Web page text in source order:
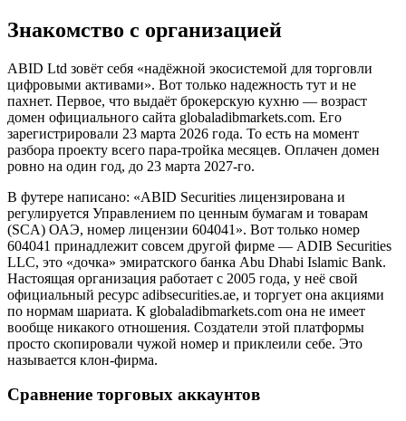
Знакомство с организацией
ABID Ltd зовёт себя «надёжной экосистемой для торговли
цифровыми активами». Вот только надежность тут и не
пахнет. Первое, что выдаёт брокерскую кухню — возраст
домен официального сайта globaladibmarkets.com. Его
зарегистрировали 23 марта 2026 года. То есть на момент
разбора проекту всего пара-тройка месяцев. Оплачен домен
ровно на один год, до 23 марта 2027-го.
В футере написано: «ABID Securities лицензирована и
регулируется Управлением по ценным бумагам и товарам
(SCA) ОАЭ, номер лицензии 604041». Вот только номер
604041 принадлежит совсем другой фирме — ADIB Securities
LLC, это «дочка» эмиратского банка Abu Dhabi Islamic Bank.
Настоящая организация работает с 2005 года, у неё свой
официальный ресурс adibsecurities.ae, и торгует она акциями
по нормам шариата. К globaladibmarkets.com она не имеет
вообще никакого отношения. Создатели этой платформы
просто скопировали чужой номер и приклеили себе. Это
называется клон-фирма.
Сравнение торговых аккаунтов